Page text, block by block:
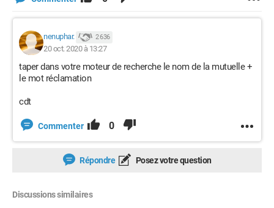
nenuphar. 2 636
20 oct. 2020 à 13:27
taper dans votre moteur de recherche le nom de la mutuelle +
le mot réclamation
cdt
Commenter 0
Répondre Posez votre question
Discussions similaires